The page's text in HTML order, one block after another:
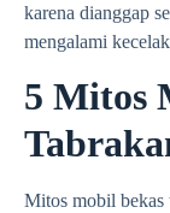
karena dianggap
mengalami
5 Mitos
Mitos mobil bekas